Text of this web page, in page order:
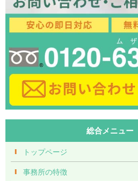
総合メニュー
トップページ
事務所の特徴